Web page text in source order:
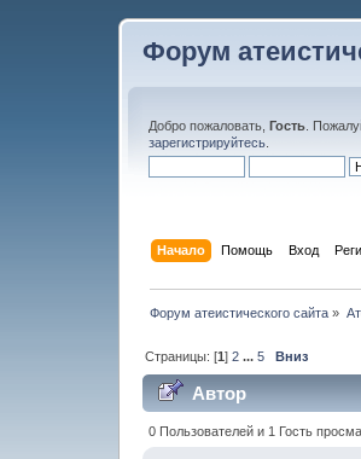
Форум
Добро пожаловать, Гость .
зарегистрируйтесь
Начало Помощь Вход
Форум атеистического сайта »
Страницы: [1]2 ...5 Вниз
Автор
0 Пользователей и 1 Гость